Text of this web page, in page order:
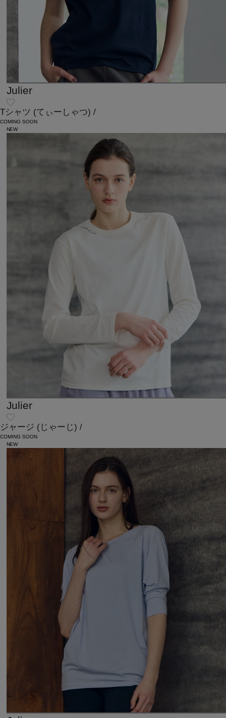
Julier
Tシャツ (てぃーしゃつ) /
COMING SOON
NEW
Julier
ジャージ (じゃーじ) /
COMING SOON
NEW